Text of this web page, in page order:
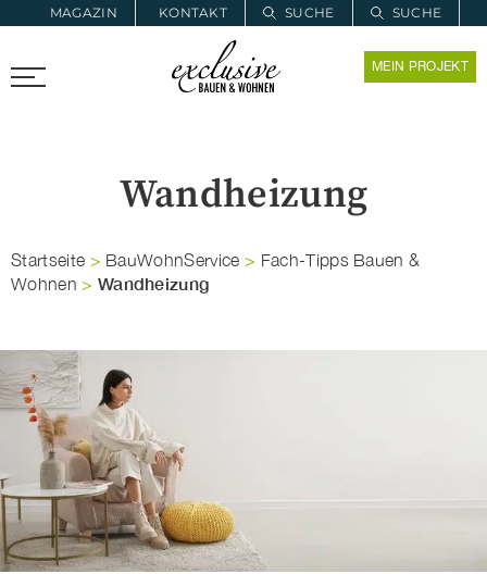
MAGAZIN KONTAKT SUCHE
SUCHE
PROARCHITEC PROINSTALL MEIN PROJEKT
Wandheizung
Startseite > BauWohnService > Fach-Tipps Bauen &
Wohnen > Wandheizung